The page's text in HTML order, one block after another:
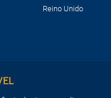
Reino Unido